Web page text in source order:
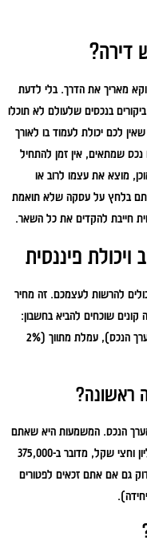
דירה?
מאריך את הדרך. בלי לדעת
בנכסים שלעולם לא תוכלו
לכם יכולת לעמוד בו לאורך
שמתאים, אין זמן להתחיל
מוצא את עצמו לרוב או
חותם בלחץ על עסקה שלא תואמת
חייבת להקדים את כל השאר.
פיננסית
להרשות לעצמכם. זה מחיר
קונים שוכחים להביא בחשבון:
שכר טרחת עורך דין (בדרך כלל 0.5% עד 1.5% מערך הנכס), עמלת מתווך (2%
ראשונה?
דירה ראשונה זכאי למשכנתא של עד 75% מערך הנכס. המשמעות היא שאתם
צריכים לפחות 25% הון עצמי. על דירה שעולה מיליון וחצי שקל, מדובר ב-375,000
גם אם אתם זכאים לפטורים